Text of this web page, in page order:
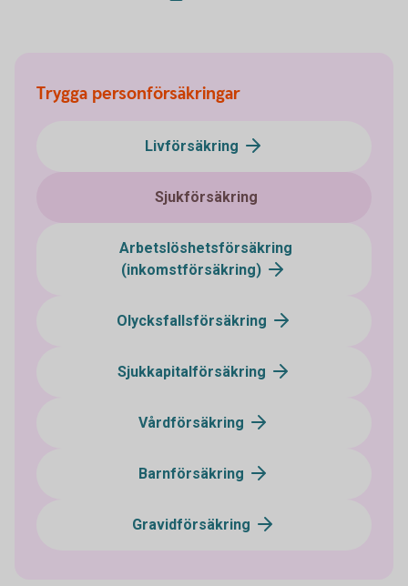
Trygga personförsäkringar
Livförsäkring
Sjukförsäkring
Arbetslöshetsförsäkring
(inkomstförsäkring)
Olycksfallsförsäkring
Sjukkapitalförsäkring
Vårdförsäkring
Barnförsäkring
Gravidförsäkring